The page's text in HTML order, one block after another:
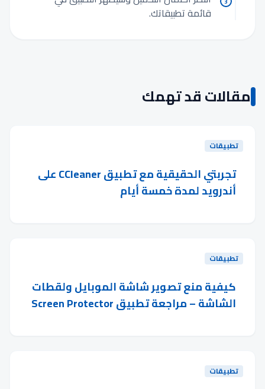
قائمة تطبيقاتك.
مقالات قد تهمك
تطبيقات
تجربتي الحقيقية مع تطبيق CCleaner على
أندرويد لمدة خمسة أيام
تطبيقات
كيفية منع تصوير شاشة الموبايل ولقطات
الشاشة – مراجعة تطبيق Screen Protector
تطبيقات